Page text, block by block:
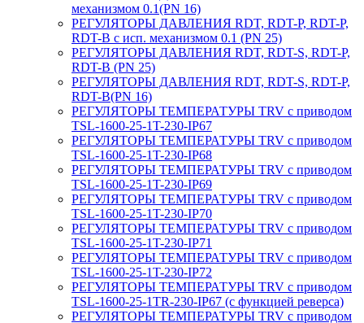
механизмом 0.1(PN 16)
РЕГУЛЯТОРЫ ДАВЛЕНИЯ RDT, RDT-P, RDT-P,
RDT-B с исп. механизмом 0.1 (PN 25)
РЕГУЛЯТОРЫ ДАВЛЕНИЯ RDT, RDT-S, RDT-P,
RDT-B (PN 25)
РЕГУЛЯТОРЫ ДАВЛЕНИЯ RDT, RDT-S, RDT-P,
RDT-B(PN 16)
РЕГУЛЯТОРЫ ТЕМПЕРАТУРЫ TRV с приводом
TSL-1600-25-1T-230-IP67
РЕГУЛЯТОРЫ ТЕМПЕРАТУРЫ TRV с приводом
TSL-1600-25-1T-230-IP68
РЕГУЛЯТОРЫ ТЕМПЕРАТУРЫ TRV с приводом
TSL-1600-25-1T-230-IP69
РЕГУЛЯТОРЫ ТЕМПЕРАТУРЫ TRV с приводом
TSL-1600-25-1T-230-IP70
РЕГУЛЯТОРЫ ТЕМПЕРАТУРЫ TRV с приводом
TSL-1600-25-1T-230-IP71
РЕГУЛЯТОРЫ ТЕМПЕРАТУРЫ TRV с приводом
TSL-1600-25-1T-230-IP72
РЕГУЛЯТОРЫ ТЕМПЕРАТУРЫ TRV с приводом
TSL-1600-25-1TR-230-IP67 (с функцией реверса)
РЕГУЛЯТОРЫ ТЕМПЕРАТУРЫ TRV с приводом